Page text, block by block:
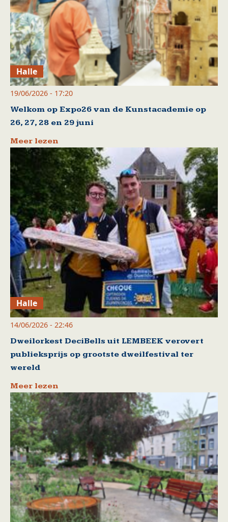
Halle
19/06/2026 - 17:20
Welkom op Expo26 van de Kunstacademie op
26, 27, 28 en 29 juni
Meer lezen
Halle
14/06/2026 - 22:46
Dweilorkest DeciBells uit LEMBEEK verovert
publieksprijs op grootste dweilfestival ter
wereld
Meer lezen